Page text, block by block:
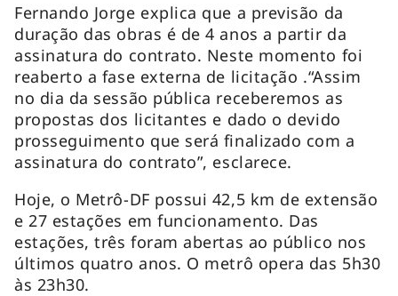
Fernando Jorge explica que a previsão da
duração das obras é de 4 anos a partir da
assinatura do contrato. Neste momento foi
reaberto a fase externa de licitação .“Assim
no dia da sessão pública receberemos as
propostas dos licitantes e dado o devido
prosseguimento que será finalizado com a
assinatura do contrato”, esclarece.
Hoje, o Metrô-DF possui 42,5 km de extensão
e 27 estações em funcionamento. Das
estações, três foram abertas ao público nos
últimos quatro anos. O metrô opera das 5h30
às 23h30.